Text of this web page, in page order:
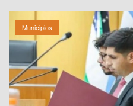
Municipios